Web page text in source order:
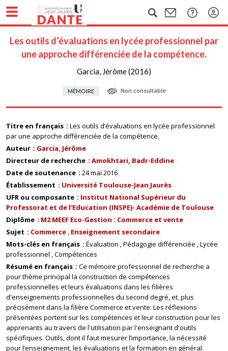
Les outils d’évaluations en lycée professionnel par
une approche différenciée de la compétence.
Garcia, Jérôme (2016)
MÉMOIRE Non consultable
Titre en français
Les outils d’évaluations en lycée professionnel
par une approche différenciée de la compétence.
Auteur
Garcia, Jérôme
Directeur de recherche
Amokhtari, Badr-Eddine
Date de soutenance
24 mai 2016
Établissement
Université Toulouse-Jean Jaurès
UFR ou composante
Institut National Supérieur du
Professorat et de l'Education (INSPE)- Académie de Toulouse
Diplôme
M2 MEEF Eco-Gestion : Commerce et vente
Sujet
Commerce Enseignement secondaire
Mots-clés en français
Évaluation Pédagogie différenciée Lycée
professionnel Compétences
Résumé en français
Ce mémoire professionnel de recherche a
pour thème principal la construction de compétences
professionnelles et leurs évaluations dans les filières
d'enseignements professionnelles du second degré, et, plus
précisément dans la filière Commerce et vente. Les réflexions
présentées portent sur les compétences et leur construction pour les
apprenants au travers de l'utilisation par l'enseignant d'outils
spécifiques. Outils, dont il faut mesurer l’importance, la nécessité
pour l’enseignement, les évaluations et la formation en général.